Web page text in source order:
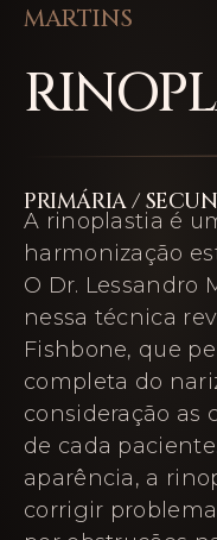
MARTINS
PRIMÁRIA /
A rinoplastia é
harmonização
O Dr. Lessandro
nessa técnica
Fishbone, que
completa do
consideração as
de cada
aparência, a
corrigir